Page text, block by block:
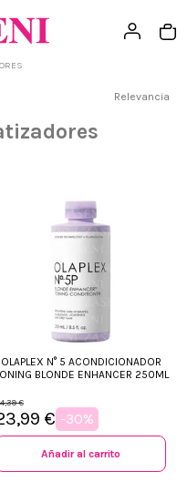
Relevancia
OLAPLEX N° 5 ACONDICIONADOR
BLONDE ENHANCER 250ML
€
€ -30%
Añadir al carrito